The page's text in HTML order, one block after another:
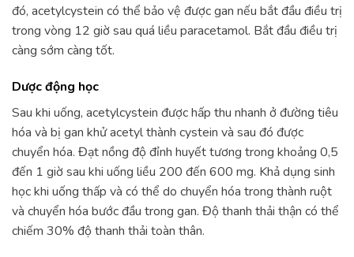
đó, acetylcystein có thể bảo vệ được gan nếu bắt đầu điều trị
trong vòng 12 giờ sau quá liều paracetamol. Bắt đầu điều trị
càng sớm càng tốt.
Dược động học
Sau khi uống, acetylcystein được hấp thu nhanh ở đường tiêu
hóa và bị gan khử acetyl thành cystein và sau đó được
chuyển hóa. Đạt nồng độ đỉnh huyết tương trong khoảng 0,5
đến 1 giờ sau khi uống liều 200 đến 600 mg. Khả dụng sinh
học khi uống thấp và có thể do chuyển hóa trong thành ruột
và chuyển hóa bước đầu trong gan. Độ thanh thải thận có thể
chiếm 30% độ thanh thải toàn thân.